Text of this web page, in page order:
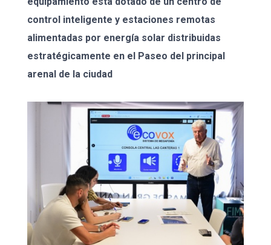
control inteligente y estaciones remotas
alimentadas por energía solar distribuidas
estratégicamente en el Paseo del principal
arenal de la ciudad